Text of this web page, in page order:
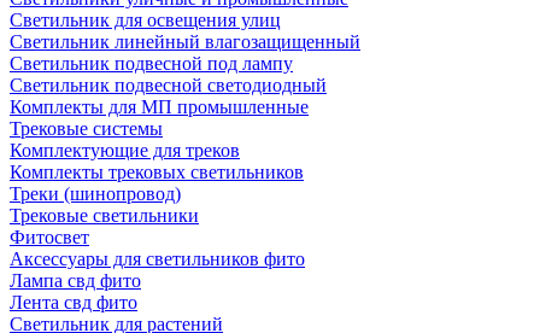
Светильник для освещения улиц
Светильник линейный влагозащищенный
Светильник подвесной под лампу
Светильник подвесной светодиодный
Комплекты для МП промышленные
Трековые системы
Комплектующие для треков
Комплекты трековых светильников
Треки (шинопровод)
Трековые светильники
Фитосвет
Аксессуары для светильников фито
Лампа свд фито
Лента свд фито
Светильник для растений